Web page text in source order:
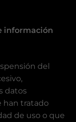
información
del
datos
han tratado
de uso o que